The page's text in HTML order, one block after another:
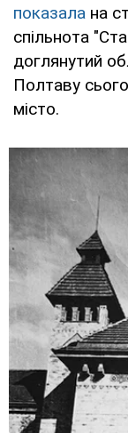
показала на
спільнота
доглянутий
Полтаву
місто.